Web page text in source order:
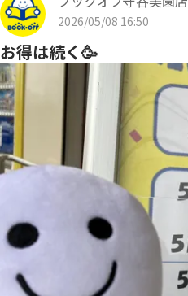
2026/05/08 16:50
お得は続く🥳